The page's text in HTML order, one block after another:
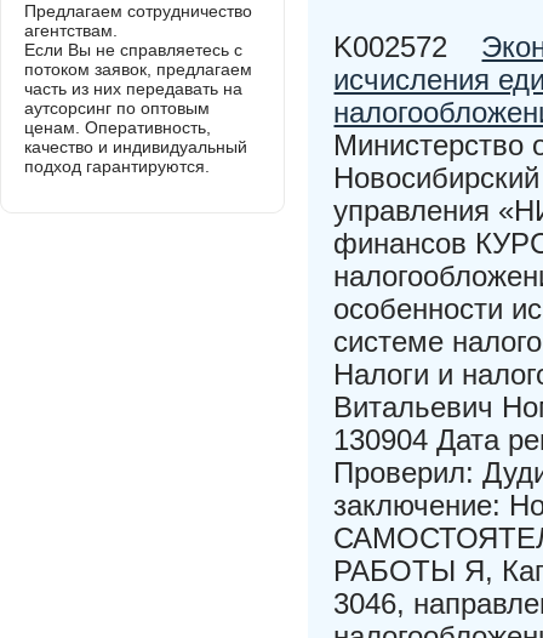
K002572
исчисления
Министерство
управления
финансов
особенности
системе
Налоги и
Витальевич
130904 Дата
Проверил:
заключение:
РАБОТЫ Я,
3046,
Предлагаем сотрудничество
агентствам.
Если Вы не справляетесь с
потоком заявок, предлагаем
часть из них передавать на
аутсорсинг по оптовым
ценам. Оперативность,
качество и индивидуальный
подход гарантируются.